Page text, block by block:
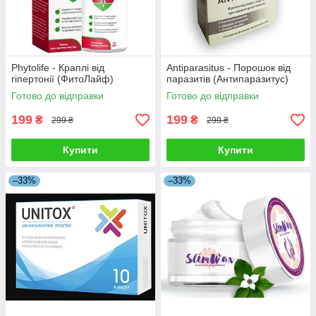
Phytolife - Краплі від
гіпертонії (ФитоЛайф)
Готово до відправки
199 ₴ 299 ₴
Купити
Antiparasitus - Порошок від
паразитів (Антипаразитус)
Готово до відправки
199 ₴ 299 ₴
Купити
–33% –33%